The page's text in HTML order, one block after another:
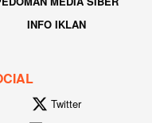
INFO IKLAN
Twitter